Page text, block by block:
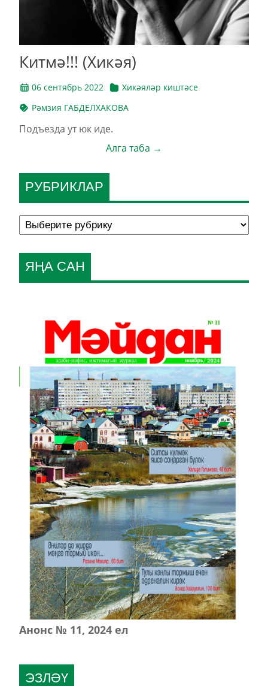
Китмә!!! (Хикәя)
06 сентябрь 2022
Хикәяләр киштәсе
Рәмзия ГАБДЕЛХАКОВА
Подъезда ут юк иде.
Алга таба →
РУБРИКЛАР
ЯҢА САН
Анонс № 11, 2024 ел
ЭЗЛӘҮ